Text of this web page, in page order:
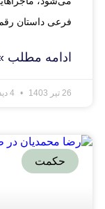
فرعی داستان
ادامه مطلب »
26 تیر 1403 4 دیدگاه
حکمت